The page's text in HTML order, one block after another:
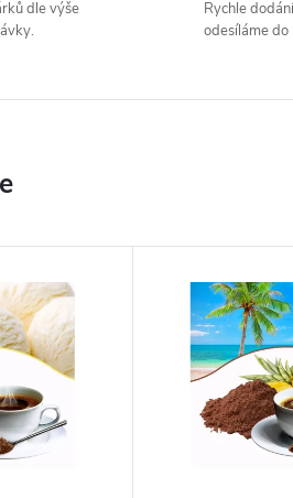
dle výše
Rychle
odesíláme do